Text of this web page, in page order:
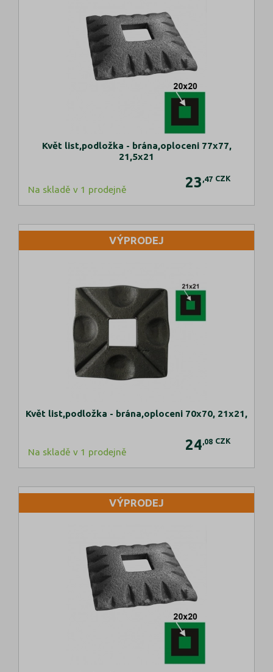
Květ list,podložka - brána,oploceni 77x77,
21,5x21
Na skladě v 1 prodejně 23 ,47 CZK
VÝPRODEJ
Květ list,podložka - brána,oploceni 70x70, 21x21,
Na skladě v 1 prodejně 24 ,08 CZK
VÝPRODEJ